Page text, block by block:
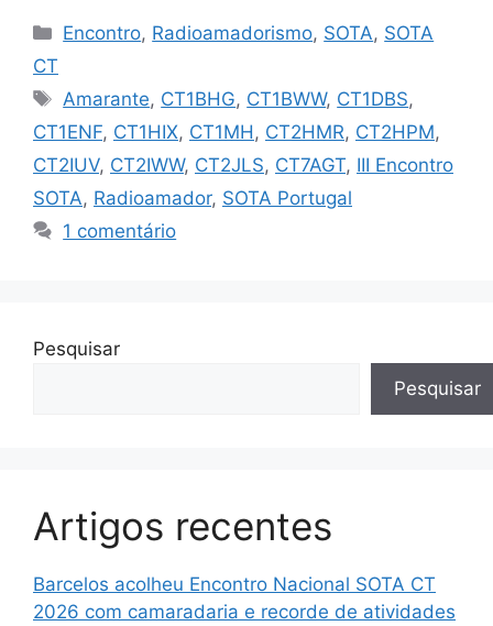
Categorias
Encontro, Radioamadorismo, SOTA, SOTA
CT
Etiquetas
Amarante, CT1BHG, CT1BWW, CT1DBS,
CT1ENF, CT1HIX, CT1MH , CT2HMR, CT2HPM,
CT2IUV, CT2IWW, CT2JLS, CT7AGT, III Encontro
SOTA, Radioamador, SOTA Portugal
1 comentário
Pesquisar
Pesquisar
Artigos recentes
Barcelos acolheu Encontro Nacional SOTA CT
2026 com camaradaria e recorde de atividades